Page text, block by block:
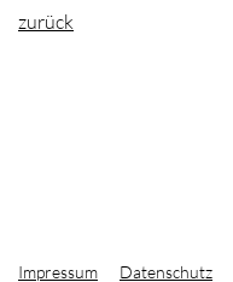
zurück
Impressum Datenschutz